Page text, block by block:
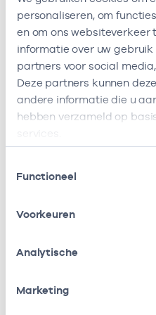
personaliseren, om
en om ons websiteverkeer
informatie over uw
partners voor social
Deze partners kunnen
andere informatie die u
hebben verzameld op
Functioneel
Voorkeuren
Analytische
Marketing
Deze onderneming heeft
Huisarts
2403CM
Alphen Aan
Zorgverleners
zorgverleners
Nijessen
G.L.
Nijessen